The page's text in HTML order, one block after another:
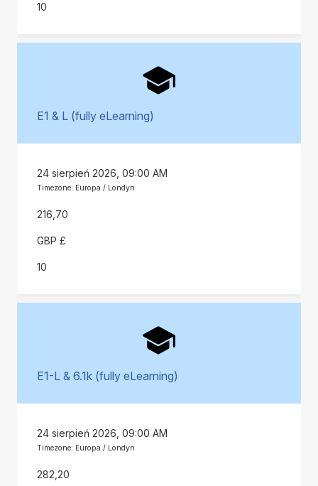
10
E1 & L (fully eLearning)
24 sierpień 2026, 09:00 AM
Timezone: Europa / Londyn
216,70
GBP £
10
E1-L & 6.1k (fully eLearning)
24 sierpień 2026, 09:00 AM
Timezone: Europa / Londyn
282,20